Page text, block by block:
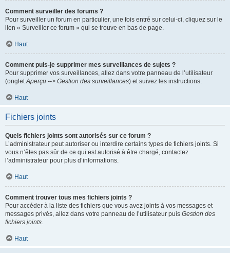
Comment surveiller des forums ?
Pour surveiller un forum en particulier, une fois entré sur celui-ci, cliquez sur le
lien « Surveiller ce forum » qui se trouve en bas de page.
Haut
Comment puis-je supprimer mes surveillances de sujets ?
Pour supprimer vos surveillances, allez dans votre panneau de l’utilisateur
(ongletAperçu --> Gestion des surveillances) et suivez les instructions.
Haut
Fichiers joints
Quels fichiers joints sont autorisés sur ce forum ?
L’administrateur peut autoriser ou interdire certains types de fichiers joints. Si
vous n’êtes pas sûr de ce qui est autorisé à être chargé, contactez
l’administrateur pour plus d’informations.
Haut
Comment trouver tous mes fichiers joints ?
Pour accéder à la liste des fichiers que vous avez joints à vos messages et
messages privés, allez dans votre panneau de l’utilisateur puis Gestion des
fichiers joints.
Haut